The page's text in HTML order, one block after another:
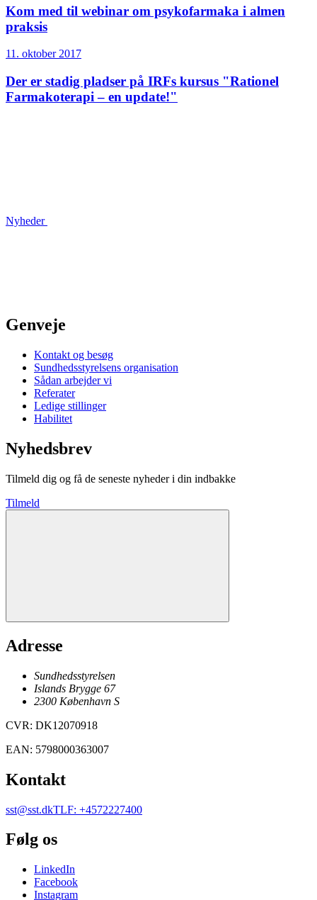
Kom med til webinar om psykofarmaka i almen
praksis
11. oktober 2017
Der er stadig pladser på IRFs kursus "Rationel
Farmakoterapi – en update!"
Nyheder
Genveje
Kontakt og besøg
Sundhedsstyrelsens organisation
Sådan arbejder vi
Referater
Ledige stillinger
Habilitet
Nyhedsbrev
Tilmeld dig og få de seneste nyheder i din indbakke
Tilmeld
Adresse
Sundhedsstyrelsen
Islands Brygge 67
2300 København S
CVR: DK12070918
EAN: 5798000363007
Kontakt
sst@sst.dkTLF: +4572227400
Følg os
LinkedIn
Facebook
Instagram